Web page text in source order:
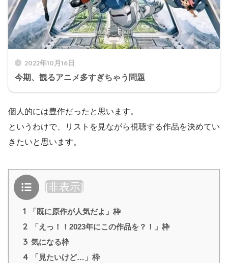
2022年10月16日
今期、観るアニメ多すぎちゃう問題
個人的には豊作だったと思います。
というわけで、リストを見ながら視聴する作品を決めてい
きたいと思います。
目次 [非表示]
1 「既に原作が人気だよ」枠
2 「えっ！！2023年にこの作品を？！」枠
3 気になる枠
4 「見たいけど…」枠